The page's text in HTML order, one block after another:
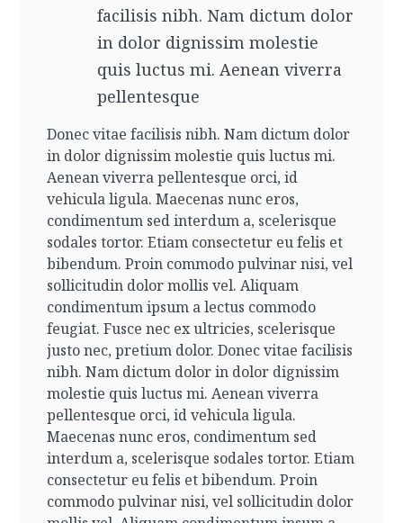
facilisis nibh. Nam dictum dolor
in dolor dignissim molestie
quis luctus mi. Aenean viverra
pellentesque
Donec vitae facilisis nibh. Nam dictum dolor
in dolor dignissim molestie quis luctus mi.
Aenean viverra pellentesque orci, id
vehicula ligula. Maecenas nunc eros,
condimentum sed interdum a, scelerisque
sodales tortor. Etiam consectetur eu felis et
bibendum. Proin commodo pulvinar nisi, vel
sollicitudin dolor mollis vel. Aliquam
condimentum ipsum a lectus commodo
feugiat. Fusce nec ex ultricies, scelerisque
justo nec, pretium dolor.Donec vitae facilisis
nibh. Nam dictum dolor in dolor dignissim
molestie quis luctus mi. Aenean viverra
pellentesque orci, id vehicula ligula.
Maecenas nunc eros, condimentum sed
interdum a, scelerisque sodales tortor. Etiam
consectetur eu felis et bibendum. Proin
commodo pulvinar nisi, vel sollicitudin dolor